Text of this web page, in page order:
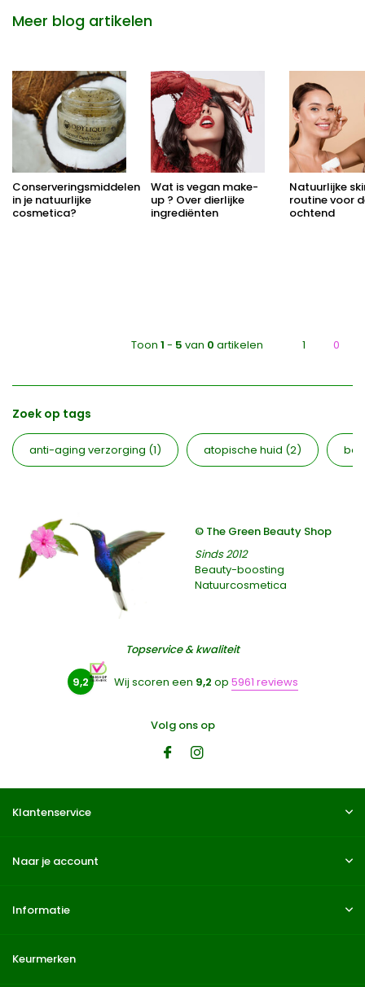
Meer blog artikelen
Conserveringsmiddelen
in je natuurlijke
cosmetica?
Wat is vegan make-
up ? Over dierlijke
ingrediënten
Natuurlijke
routine voor
ochtend
Toon 1 - 5 van 0 artikelen 1 0
Zoek op tags
anti-aging verzorging (1) atopische huid (2)
© The Green Beauty Shop
Sinds 2012
Beauty-boosting
Natuurcosmetica
Topservice & kwaliteit
9,2 Wij scoren een 9,2 op 5961 reviews
Volg ons op
Klantenservice
Naar je account
Informatie
Keurmerken